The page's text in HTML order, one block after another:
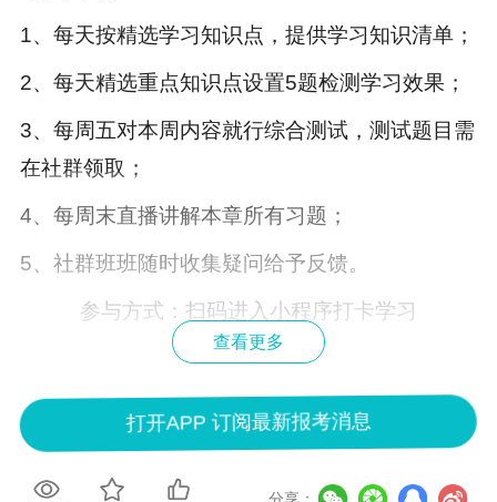
1、每天按精选学习知识点，提供学习知识清单；
2、每天精选重点知识点设置5题检测学习效果；
3、每周五对本周内容就行综合测试，测试题目需
在社群领取；
4、每周末直播讲解本章所有习题；
5、社群班班随时收集疑问给予反馈。
参与方式：扫码进入小程序打卡学习
查看更多
打开APP 订阅最新报考消息